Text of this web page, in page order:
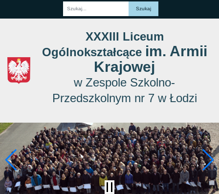
XXXIII Liceum
Ogólnokształcące im. Armii
Krajowej
w Zespole Szkolno-
Przedszkolnym nr 7 w Łodzi